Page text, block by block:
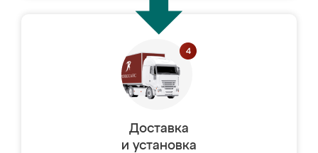
Доставка
и установка